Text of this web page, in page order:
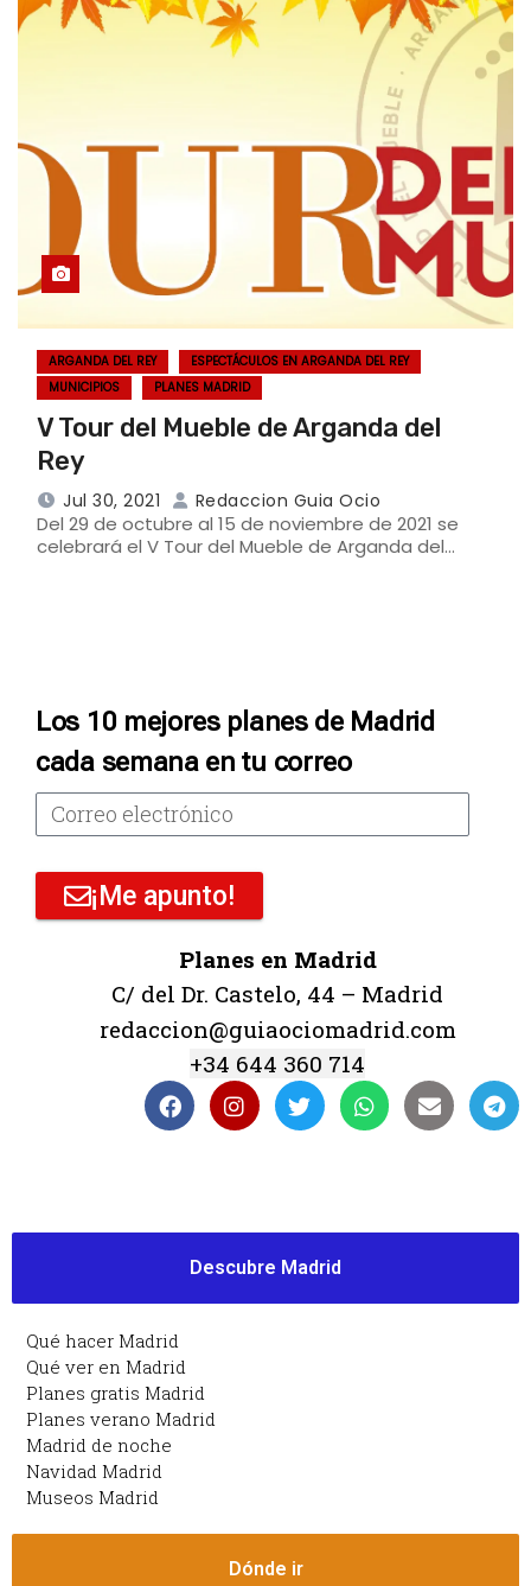
ARGANDA DEL REY
ESPECTÁCULOS EN ARGANDA DEL REY
MUNICIPIOS
PLANES MADRID
V Tour del Mueble de Arganda del
Rey
Jul 30, 2021 Redaccion Guia Ocio
Del 29 de octubre al 15 de noviembre de 2021 se
celebrará el V Tour del Mueble de Arganda del…
Los 10 mejores planes de Madrid
cada semana en tu correo
¡Me apunto!
Planes en Madrid
C/ del Dr. Castelo, 44 – Madrid
redaccion@guiaociomadrid.com
+34 644 360 714
Descubre Madrid
Qué hacer Madrid
Qué ver en Madrid
Planes gratis Madrid
Planes verano Madrid
Madrid de noche
Navidad Madrid
Museos Madrid
Dónde ir